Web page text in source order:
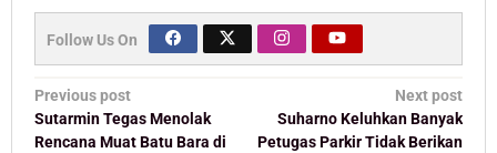
Follow Us On
Post
navigation
Previous post
Sutarmin Tegas Menolak
Rencana Muat Batu Bara di
Next post
Suharno Keluhkan Banyak
Petugas Parkir Tidak Berikan